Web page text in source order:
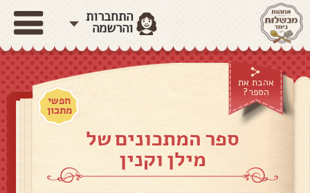
התחברות
והרשמה
אהבת את
הספר?
חפשי
מתכון
ספר המתכונים של
מילן וקנין